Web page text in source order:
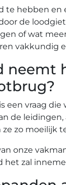
te hebben
de
of wat
vakkundig
neemt
een vraag
de
ze zo
onze
het zal